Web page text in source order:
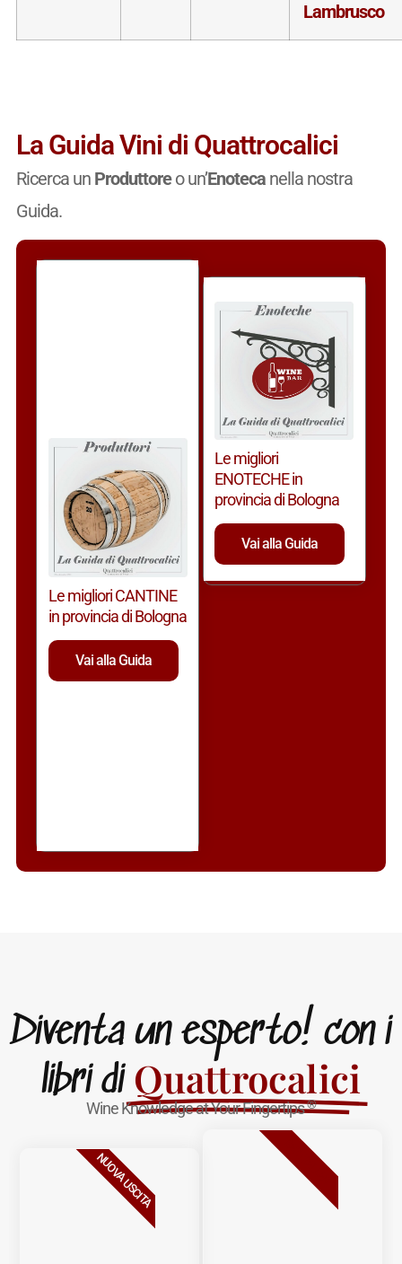
Lambrusco
La Guida Vini di Quattrocalici
Ricerca un Produttoreo un’Enotecanella nostra
Guida.
Le migliori CANTINE
in provincia di Bologna
Vai alla Guida
Le migliori
ENOTECHE in
provincia di Bologna
Vai alla Guida
Diventa un esperto! con i
libri di Quattrocalici
Wine Knowledge at Your Fingertips®
NUOVA USCITA BESTSELLER